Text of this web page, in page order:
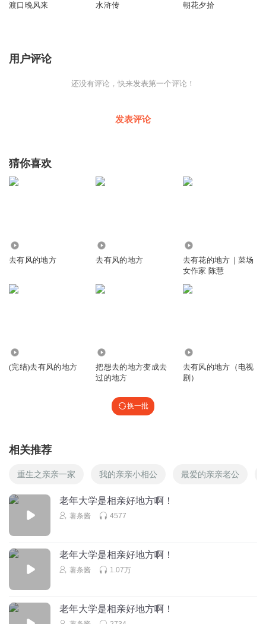
渡口晚风来 水浒传 朝花夕拾
用户评论
还没有评论，快来发表第一个评论！
发表评论
猜你喜欢
去有风的地方 去有风的地方
去有花的地方｜菜场
女作家 陈慧
(完结)去有风的地方
把想去的地方变成去
过的地方
去有风的地方（电视
剧）
换一批
相关推荐
重生之亲亲一家 我的亲亲小相公 最爱的亲亲老公
老年大学是相亲好地方啊！
薯条酱 4577
老年大学是相亲好地方啊！
薯条酱 1.07万
老年大学是相亲好地方啊！